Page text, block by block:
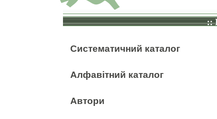
::
Систематичний каталог
Алфавітний каталог
Автори